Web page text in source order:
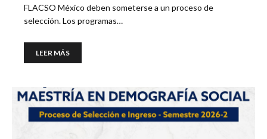
FLACSO México deben someterse a un proceso de
selección. Los programas…
LEER MÁS